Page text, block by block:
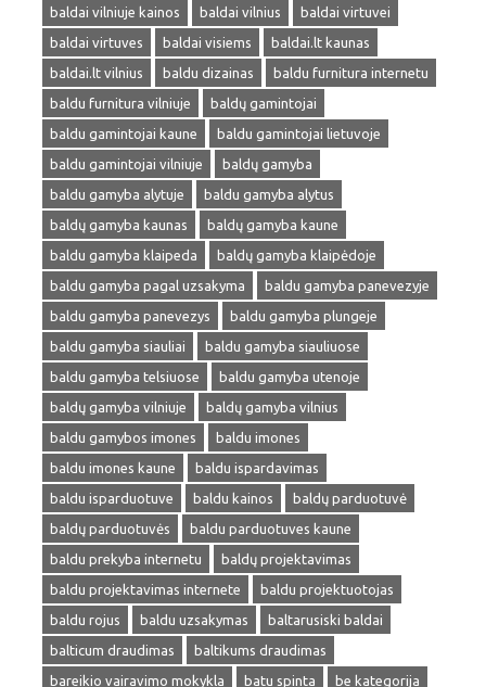
baldai vilniuje kainos
baldai vilnius
baldai virtuvei
baldai virtuves
baldai visiems
baldai.lt kaunas
baldai.lt vilnius
baldu dizainas
baldu furnitura internetu
baldu furnitura vilniuje
baldų gamintojai
baldu gamintojai kaune
baldu gamintojai lietuvoje
baldu gamintojai vilniuje
baldų gamyba
baldu gamyba alytuje
baldu gamyba alytus
baldų gamyba kaunas
baldų gamyba kaune
baldu gamyba klaipeda
baldų gamyba klaipėdoje
baldu gamyba pagal uzsakyma
baldu gamyba panevezyje
baldu gamyba panevezys
baldu gamyba plungeje
baldu gamyba siauliai
baldu gamyba siauliuose
baldu gamyba telsiuose
baldu gamyba utenoje
baldų gamyba vilniuje
baldų gamyba vilnius
baldu gamybos imones
baldu imones
baldu imones kaune
baldu ispardavimas
baldu isparduotuve
baldu kainos
baldų parduotuvė
baldų parduotuvės
baldu parduotuves kaune
baldu prekyba internetu
baldų projektavimas
baldu projektavimas internete
baldu projektuotojas
baldu rojus
baldu uzsakymas
baltarusiski baldai
balticum draudimas
baltikums draudimas
bareikio vairavimo mokykla
batu spinta
be kategorija